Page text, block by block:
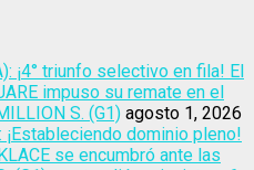
¡4° triunfo selectivo en fila! El
impuso su remate en el
S. (G1) agosto 1, 2026
¡Estableciendo dominio pleno!
se encumbró ante las